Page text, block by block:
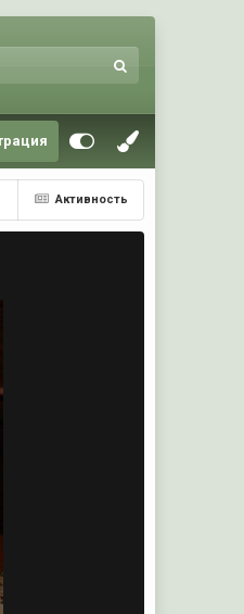
Активность